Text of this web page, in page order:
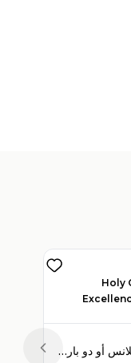
هولي عود عنبر إكسلانس أو دو بارفان 100 مل للجنسين
Previous slide